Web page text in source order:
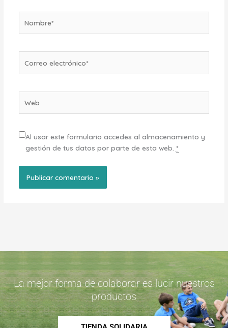
electrónico*
Al usar este formulario accedes al almacenamiento y
gestión de tus datos por parte de esta web. *
La mejor forma de colaborar es lucir nuestros
productos